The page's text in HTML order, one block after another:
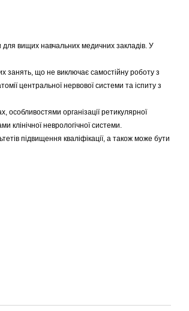
для вищих навчальних медичних закладів. У
занять, що не виключає самостійну роботу з
центральної нервової системи та іспиту з
особливостями організації ретикулярної
неврологічної системи.
підвищення кваліфікації, а також може бути